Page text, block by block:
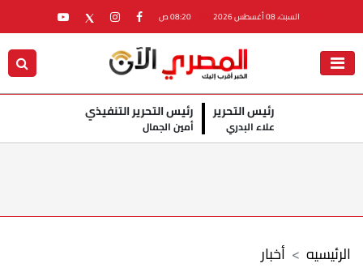
السبت، 08 أغسطس 2026
رئيس التحرير
علاء البدري
رئيس التحرير التنفيذي
أمين الجمال
أخبار الرئيسيه